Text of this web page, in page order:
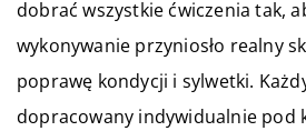
dobrać wszystkie ćwiczenia tak,
wykonywanie przyniosło realny
poprawę kondycji i sylwetki.
dopracowany indywidualnie pod